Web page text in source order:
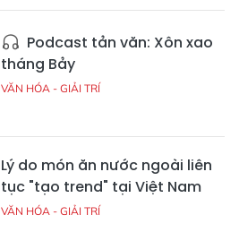
Podcast tản văn: Xôn xao
tháng Bảy
VĂN HÓA - GIẢI TRÍ
Lý do món ăn nước ngoài liên
tục "tạo trend" tại Việt Nam
VĂN HÓA - GIẢI TRÍ